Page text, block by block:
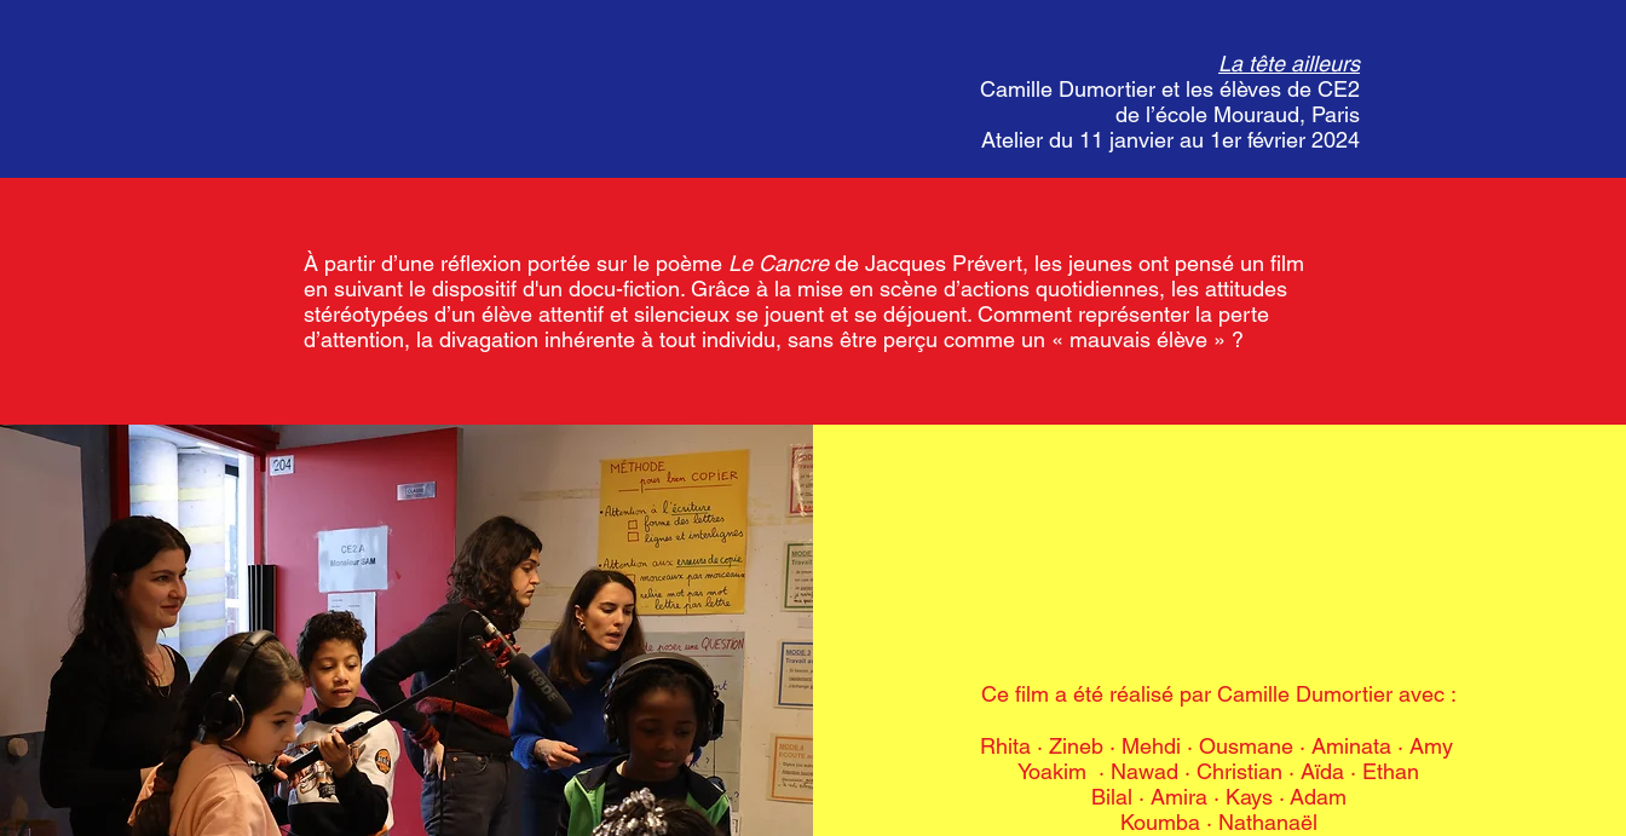
La tête ailleurs
Camille Dumortier et les élèves de CE2
de l’école Mouraud, Paris
Atelier du 11 janvier au 1er février 2024
À partir d’une réflexion portée sur le poème Le Cancrede Jacques Prévert, les jeunes ont pensé un film
en suivant le dispositif d'un docu-fiction. Grâce à la mise en scène d’actions quotidiennes, les attitudes
stéréotypées d’un élève attentif et silencieux se jouent et se déjouent. Comment représenter la perte
d’attention, la divagation inhérente à tout individu, sans être perçu comme un « mauvais élève » ?
Ce film a été réalisé par Camille Dumortier avec :
Rhita · Zineb · Mehdi · Ousmane · Aminata · Amy
Yoakim · Nawad · Christian · Aïda · Ethan
Bilal · Amira · Kays · Adam
Koumba · Nathanaël